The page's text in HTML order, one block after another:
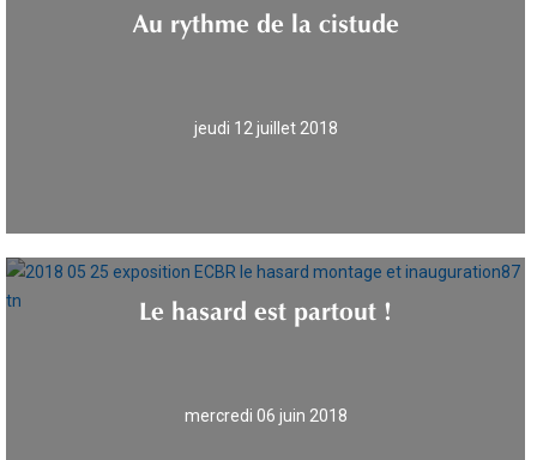
Au rythme de la cistude
jeudi 12 juillet 2018
Le hasard est partout !
mercredi 06 juin 2018